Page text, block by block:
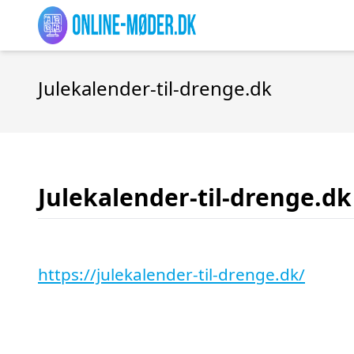
Julekalender-til-drenge.dk
Julekalender-til-drenge.dk
https://julekalender-til-drenge.dk/